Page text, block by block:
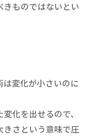
ものではないとい
変化が小さいのに
化を出せるので、
きさという意味で圧